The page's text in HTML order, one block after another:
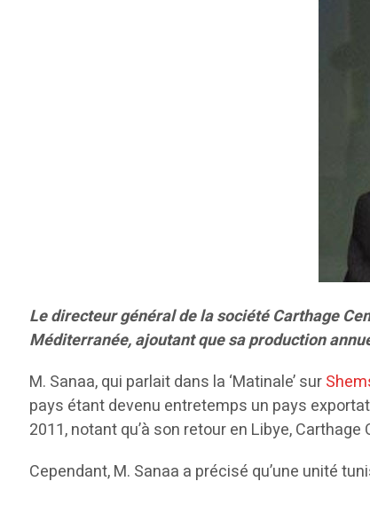
Le directeur général de la société Carthage
Méditerranée, ajoutant que sa production
M. Sanaa, qui parlait dans la ‘Matinale’ sur
pays étant devenu entretemps un pays
2011, notant qu’à son retour en Libye,
Cependant, M. Sanaa a précisé qu’une unité